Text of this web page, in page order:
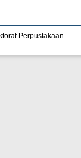
Perpustakaan.